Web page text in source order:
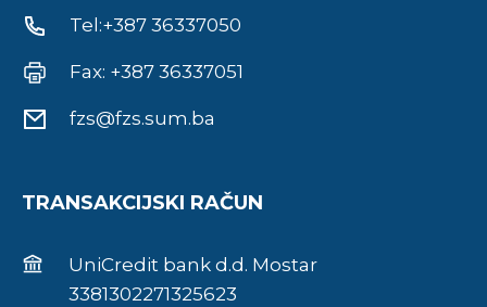
Tel:+387 36337050
Fax: +387 36337051
fzs@fzs.sum.ba
TRANSAKCIJSKI RAČUN
UniCredit bank d.d. Mostar
3381302271325623